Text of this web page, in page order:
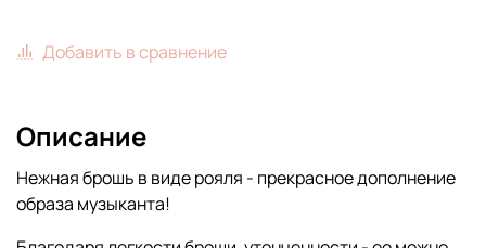
Добавить в сравнение
Описание
Нежная брошь в виде рояля - прекрасное дополнение
образа музыканта!